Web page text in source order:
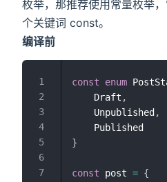
枚举，那推荐使用常量枚举
个关键词 const。
编译前
const enum
    Draft
,
    Unpublished
,
}
const post = {